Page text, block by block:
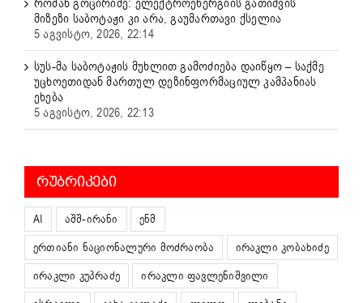
მიზეზი საბოტაჟი კი არა, გაუმართავი ქსელია
5 აგვისტო, 2026, 22:14
სუს-მა საბოტაჟის მუხლით გამოძიება დაიწყო – საქმე
უცხოეთიდან მართულ დეზინფორმაციულ კამპანიას
ეხება
5 აგვისტო, 2026, 22:13
ᲠᲣᲑᲠᲘᲙᲔᲑᲘ
AI აშშ-ირანი
ენმ
ერთიანი ნაციონალური მოძრაობა
ირაკლი კობახიძე
ირაკლი კუპრაძე
ირაკლი ფავლენიშვილი